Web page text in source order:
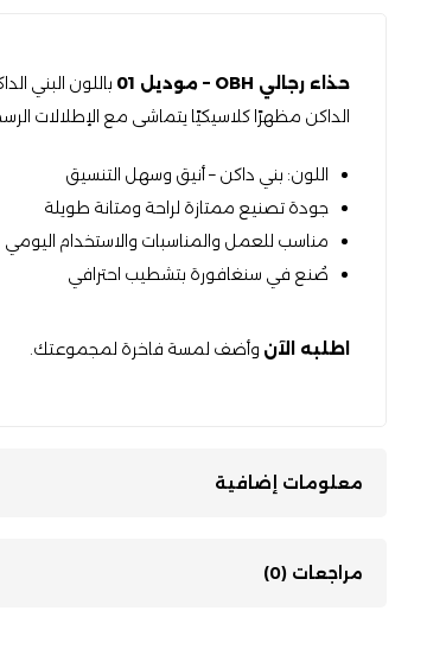
حذاء رجالي OBH – موديل 01
باللون البني
الداكن مظهرًا كلاسيكيًا يتماشى مع الإطلالات
اللون: بني داكن – أنيق وسهل التنسيق
جودة تصنيع ممتازة لراحة ومتانة طويلة
مناسب للعمل والمناسبات والاستخدام اليومي
صُنع في سنغافورة بتشطيب احترافي
اطلبه الآن وأضف لمسة فاخرة لمجموعتك.
معلومات إضافية
مراجعات (0)